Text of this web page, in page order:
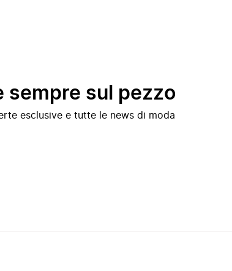
sempre sul pezzo
esclusive e tutte le news di moda